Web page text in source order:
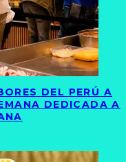
DEL PERÚ A
DEDICADA A